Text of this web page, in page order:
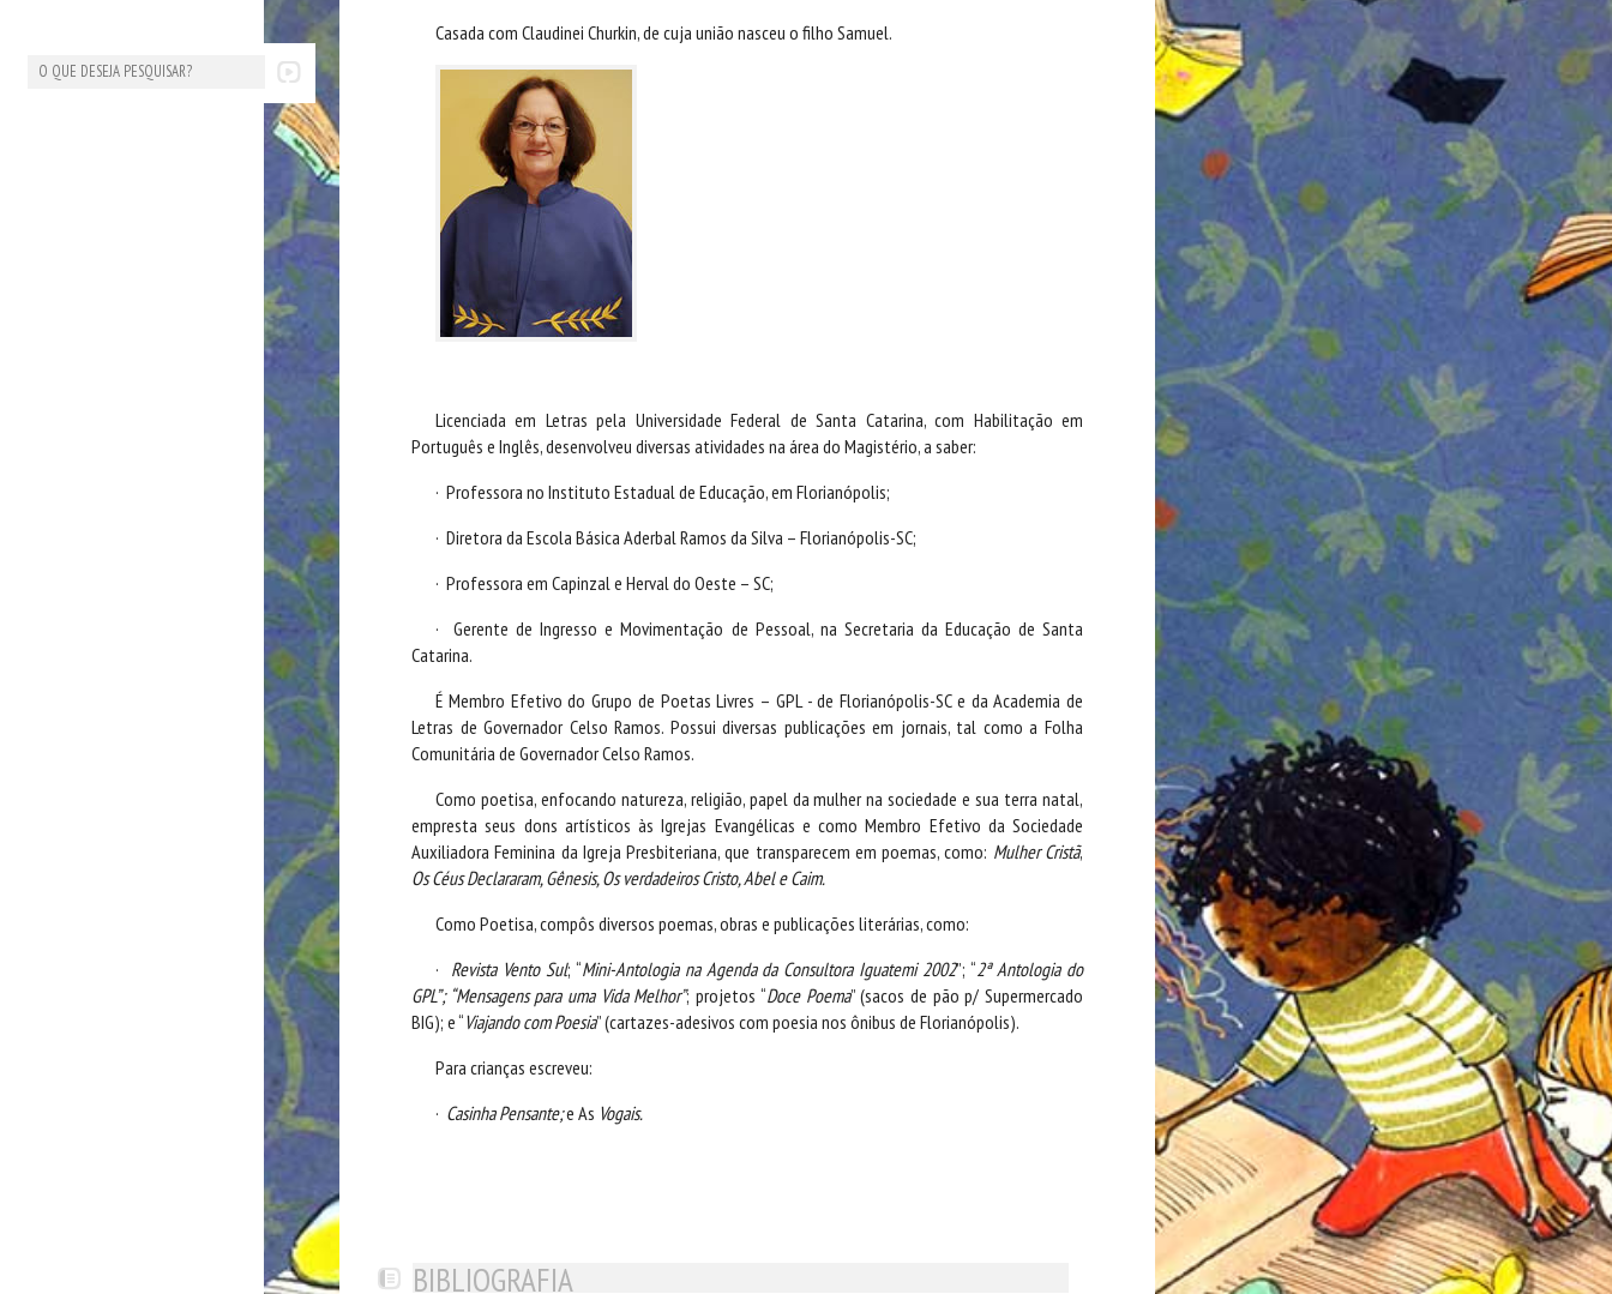
Casada com Claudinei Churkin, de cuja união nasceu o filho Samuel.
Licenciada em Letras pela Universidade Federal de Santa Catarina, com Habilitação em
Português e Inglês, desenvolveu diversas atividades na área do Magistério, a saber:
· Professora no Instituto Estadual de Educação, em Florianópolis;
· Diretora da Escola Básica Aderbal Ramos da Silva – Florianópolis-SC;
· Professora em Capinzal e Herval do Oeste – SC;
·
Gerente de Ingresso e Movimentação de Pessoal, na Secretaria da Educação de Santa
Catarina.
É Membro Efetivo do Grupo de Poetas Livres – GPL - de Florianópolis-SC e da Academia de
Letras de Governador Celso Ramos. Possui diversas publicações em jornais, tal como a Folha
Comunitária de Governador Celso Ramos.
Como poetisa, enfocando natureza, religião, papel da mulher na sociedade e sua terra natal,
empresta seus dons artísticos às Igrejas Evangélicas e como Membro Efetivo da Sociedade
Auxiliadora Feminina da Igreja Presbiteriana, que transparecem em poemas, como: Mulher Cristã,
Os Céus Declararam, Gênesis, Os verdadeiros Cristo, Abel e Caim.
Como Poetisa, compôs diversos poemas, obras e publicações literárias, como:
· Revista Vento Sul; “Mini-Antologia na Agenda da Consultora Iguatemi 2002”; “2ª Antologia do
GPL”; “Mensagens para uma Vida Melhor”; projetos “Doce Poema” (sacos de pão p/ Supermercado
BIG); e “Viajando com Poesia” (cartazes-adesivos com poesia nos ônibus de Florianópolis).
Para crianças escreveu:
· Casinha Pensante;e As Vogais.
BIBLIOGRAFIA